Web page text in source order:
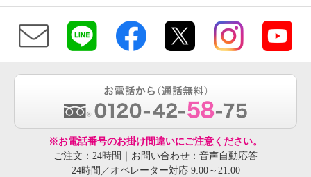
※お電話番号のお掛け間違いにご注意ください。
ご注文：24時間｜お問い合わせ：音声自動応答
24時間／オペレーター対応 9:00～21:00